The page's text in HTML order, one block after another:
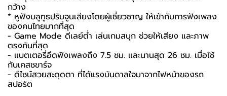
กว้าง
* หูฟังบลูทูธปรับจูนเสียงโดยผู้เชี่ยวชาญ ให้เข้ากับการฟังเพลง
ของคนไทยมากที่สุด
- Game Mode ดีเลย์ต่ำ เล่นเกมสนุก ช่วยให้เสียง และภาพ
ตรงกันที่สุด
- แบตเตอรี่อึดฟังเพลงถึง 7.5 ชม. และนานสุด 26 ชม. เมื่อใช้
กับเคสชขาร์จ
- ดีไซน์สวยสะดุดตา ที่ได้แรงบันดาลใจมาจากไฟหน้าของรถ
สปอร์ต